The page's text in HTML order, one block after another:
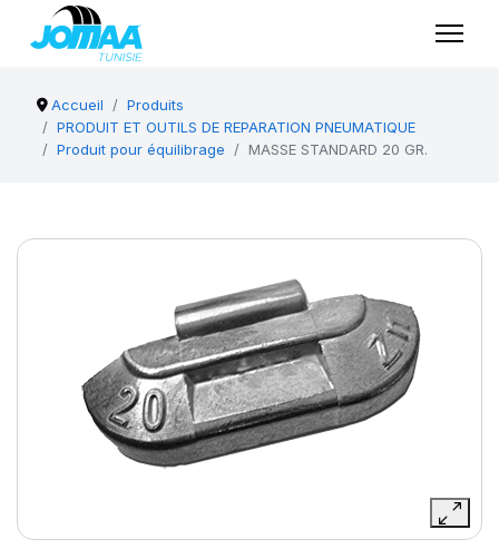
Accueil
Produits
PRODUIT ET OUTILS DE REPARATION PNEUMATIQUE
Produit pour équilibrage
MASSE STANDARD 20 GR.